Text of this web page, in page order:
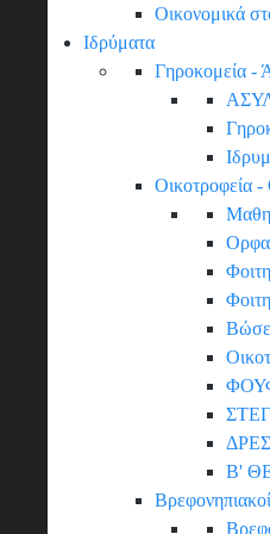
Οικονομικά
Ιδρύματα
Γηροκομεία -
Οικοτροφεία
Β'